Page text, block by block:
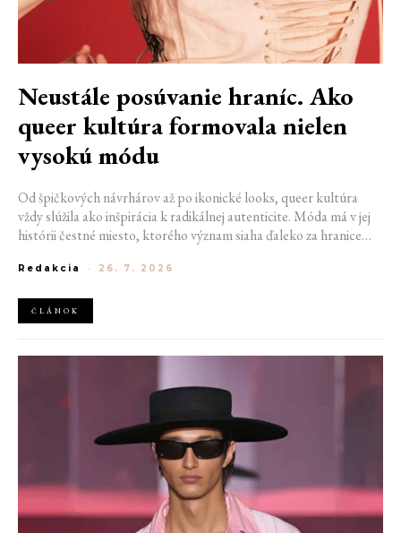
Neustále posúvanie hraníc. Ako
queer kultúra formovala nielen
vysokú módu
Od špičkových návrhárov až po ikonické looks, queer kultúra
vždy slúžila ako inšpirácia k radikálnej autenticite. Móda má v jej
histórii čestné miesto, ktorého význam siaha ďaleko za hranice
postihom a nebezpečenstvu, fungovalo práve oblečenie ako tichý
jeden druhého a vďaka veľkolepej ballroom scéne mali aj ľudia na
okraji spoločnosti priestor zažiariť na mólach. Ako sa queer
Redakcia - 26. 7. 2026
ČLÁNOK